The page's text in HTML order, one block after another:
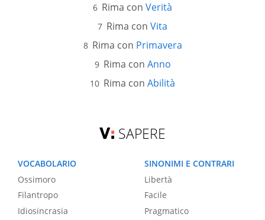
Rima con Verità
Rima con Vita
Rima con Primavera
Rima con Anno
Rima con Abilità
SAPERE
VOCABOLARIO
Ossimoro
Filantropo
Idiosincrasia
SINONIMI E CONTRARI
Libertà
Facile
Pragmatico